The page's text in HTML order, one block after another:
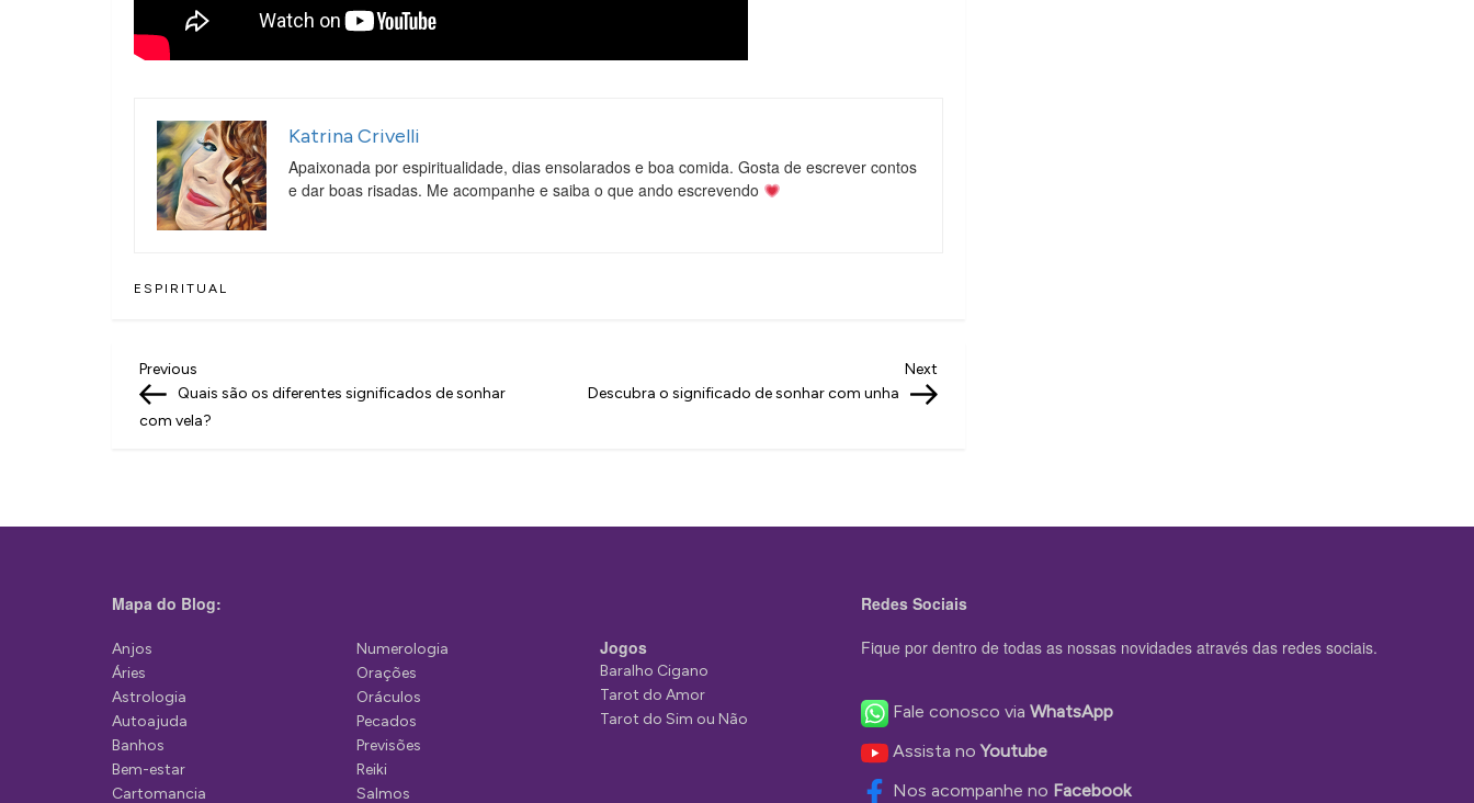
Katrina Crivelli
Apaixonada por espiritualidade, dias ensolarados e boa comida. Gosta de escrever contos
e dar boas risadas. Me acompanhe e saiba o que ando escrevendo
ESPIRITUAL
N
a
g
ç
o
d
e
P
Previous
Post
Previous
Quais são os diferentes significados de sonhar
com vela?
Post
Next
Descubra o significado de sonhar com unha
Mapa do Blog:
Anjos
Áries
Astrologia
Autoajuda
Banhos
Bem-estar
Cartomancia
Numerologia
Orações
Oráculos
Pecados
Previsões
Reiki
Salmos
Jogos
Baralho Cigano
Tarot do Amor
Tarot do Sim ou Não
Redes Sociais
Fique por dentro de todas as nossas novidades através das redes sociais.
Fale conosco via WhatsApp
Assista noYoutube
Nos acompanhe no Facebook